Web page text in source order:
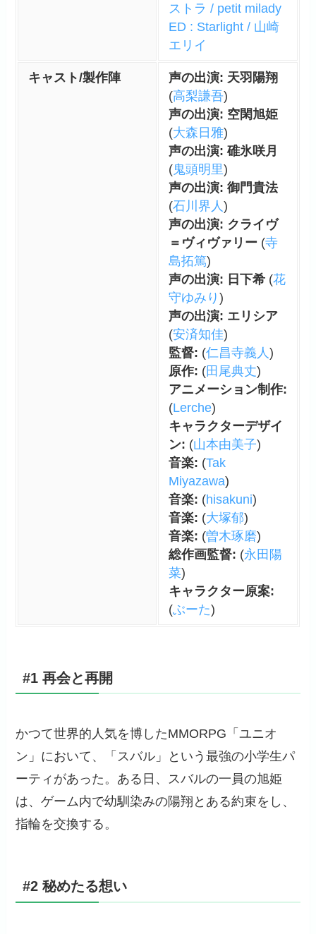
ストラ / petit milady
ED : Starlight / 山崎
エリイ
キャスト/製作陣
声の出演: 天羽陽翔
(高梨謙吾)
声の出演: 空閑旭姫
(大森日雅)
声の出演: 碓氷咲月
(鬼頭明里)
声の出演: 御門貴法
(石川界人 )
声の出演: クライヴ
＝ヴィヴァリー (寺
島拓篤)
声の出演: 日下希(花
守ゆみり )
声の出演: エリシア
(安済知佳)
監督: (仁昌寺義人 )
原作: (田尾典丈)
アニメーション制作:
(Lerche)
キャラクターデザイ
ン: (山本由美子)
音楽: (Tak
Miyazawa)
音楽: (hisakuni)
音楽: (大塚郁)
音楽: (曽木琢磨)
総作画監督: (永田陽
菜)
キャラクター原案:
(ぶーた)
#1 再会と再開
かつて世界的人気を博したMMORPG「ユニオ
ン」において、「スバル」という最強の小学生パ
ーティがあった。ある日、スバルの一員の旭姫
は、ゲーム内で幼馴染みの陽翔とある約束をし、
指輪を交換する。
#2 秘めたる想い